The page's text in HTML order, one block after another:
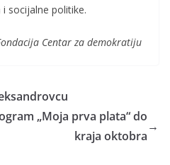
socijalne politike.
Centar za demokratiju
„Moja prva plata“ do
kraja oktobra
→